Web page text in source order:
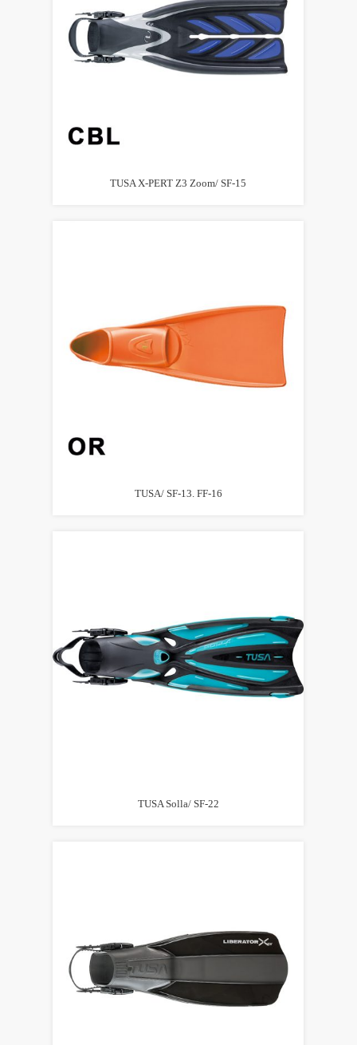
TUSA X-PERT Z3 Zoom/ SF-15
TUSA/ SF-13. FF-16
TUSA Solla/ SF-22